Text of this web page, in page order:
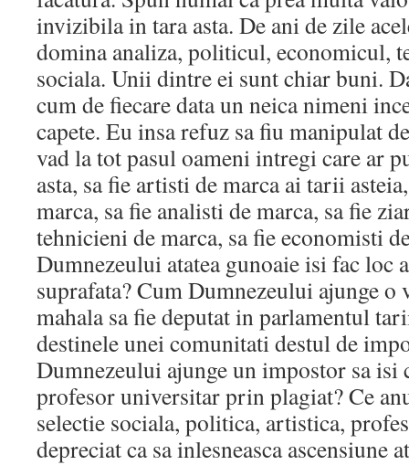
invizibila in tara asta. De ani de zile
domina analiza, politicul, economicul,
sociala. Unii dintre ei sunt chiar buni.
cum de fiecare data un neica nimeni
capete. Eu insa refuz sa fiu manipulat
vad la tot pasul oameni intregi care ar
asta, sa fie artisti de marca ai tarii
marca, sa fie analisti de marca, sa fie
tehnicieni de marca, sa fie economisti
Dumnezeului atatea gunoaie isi fac loc
suprafata? Cum Dumnezeului ajunge o
mahala sa fie deputat in parlamentul
destinele unei comunitati destul de
Dumnezeului ajunge un impostor sa isi
profesor universitar prin plagiat? Ce
selectie sociala, politica, artistica,
depreciat ca sa inlesneasca ascensiune